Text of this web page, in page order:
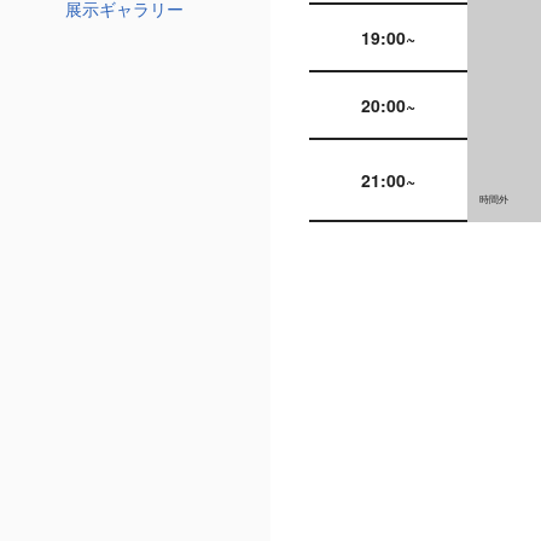
展示ギャラリー
19:00~
20:00~
21:00~
時間外